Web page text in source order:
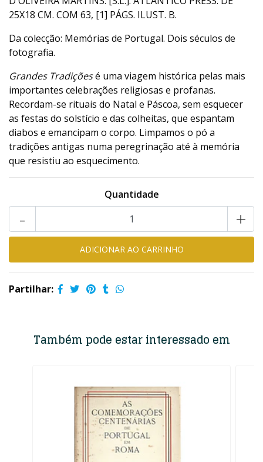
25X18 CM. COM 63, [1] PÁGS. ILUST. B.
Da colecção: Memórias de Portugal. Dois séculos de
fotografia.
Grandes Tradiçõesé uma viagem histórica pelas mais
importantes celebrações religiosas e profanas.
Recordam-se rituais do Natal e Páscoa, sem esquecer
as festas do solstício e das colheitas, que espantam
diabos e emancipam o corpo. Limpamos o pó a
tradições antigas numa peregrinação até à memória
que resistiu ao esquecimento.
Quantidade
+
-
Partilhar:
Também pode estar interessado em